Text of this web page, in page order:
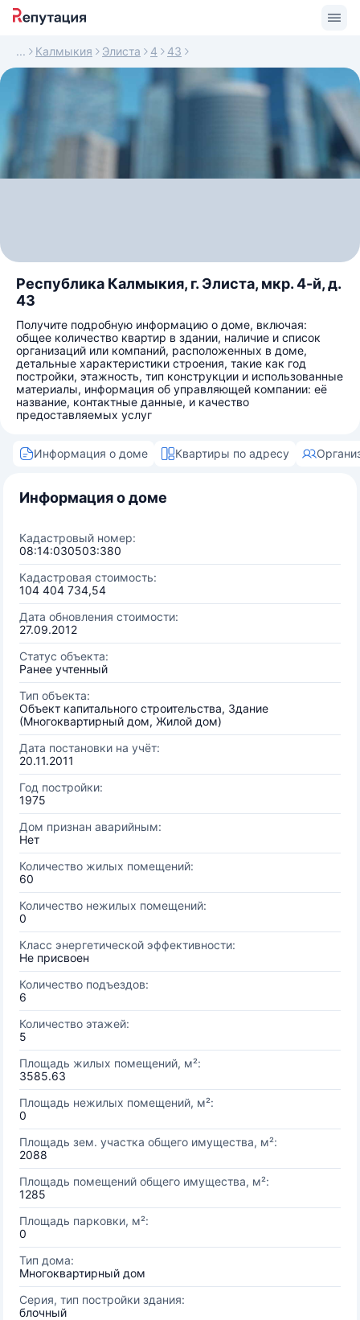
Калмыкия Элиста 4 43
Республика Калмыкия, г. Элиста, мкр. 4-й, д.
43
Получите подробную информацию о доме, включая:
общее количество квартир в здании, наличие и список
организаций или компаний, расположенных в доме,
детальные характеристики строения, такие как год
постройки, этажность, тип конструкции и использованные
материалы, информация об управляющей компании: её
название, контактные данные, и качество
предоставляемых услуг
Информация о доме Квартиры по адресу
Информация о доме
Кадастровый номер:
08:14:030503:380
Кадастровая стоимость:
104 404 734,54
Дата обновления стоимости:
27.09.2012
Статус объекта:
Ранее учтенный
Тип объекта:
Объект капитального строительства, Здание
(Многоквартирный дом, Жилой дом)
Дата постановки на учёт:
20.11.2011
Год постройки:
1975
Дом признан аварийным:
Нет
Количество жилых помещений:
60
Количество нежилых помещений:
0
Класс энергетической эффективности:
Не присвоен
Количество подъездов:
6
Количество этажей:
5
Площадь жилых помещений, м²:
3585.63
Площадь нежилых помещений, м²:
0
Площадь зем. участка общего имущества, м²:
2088
Площадь помещений общего имущества, м²:
1285
Площадь парковки, м²:
0
Тип дома:
Многоквартирный дом
Серия, тип постройки здания:
блочный